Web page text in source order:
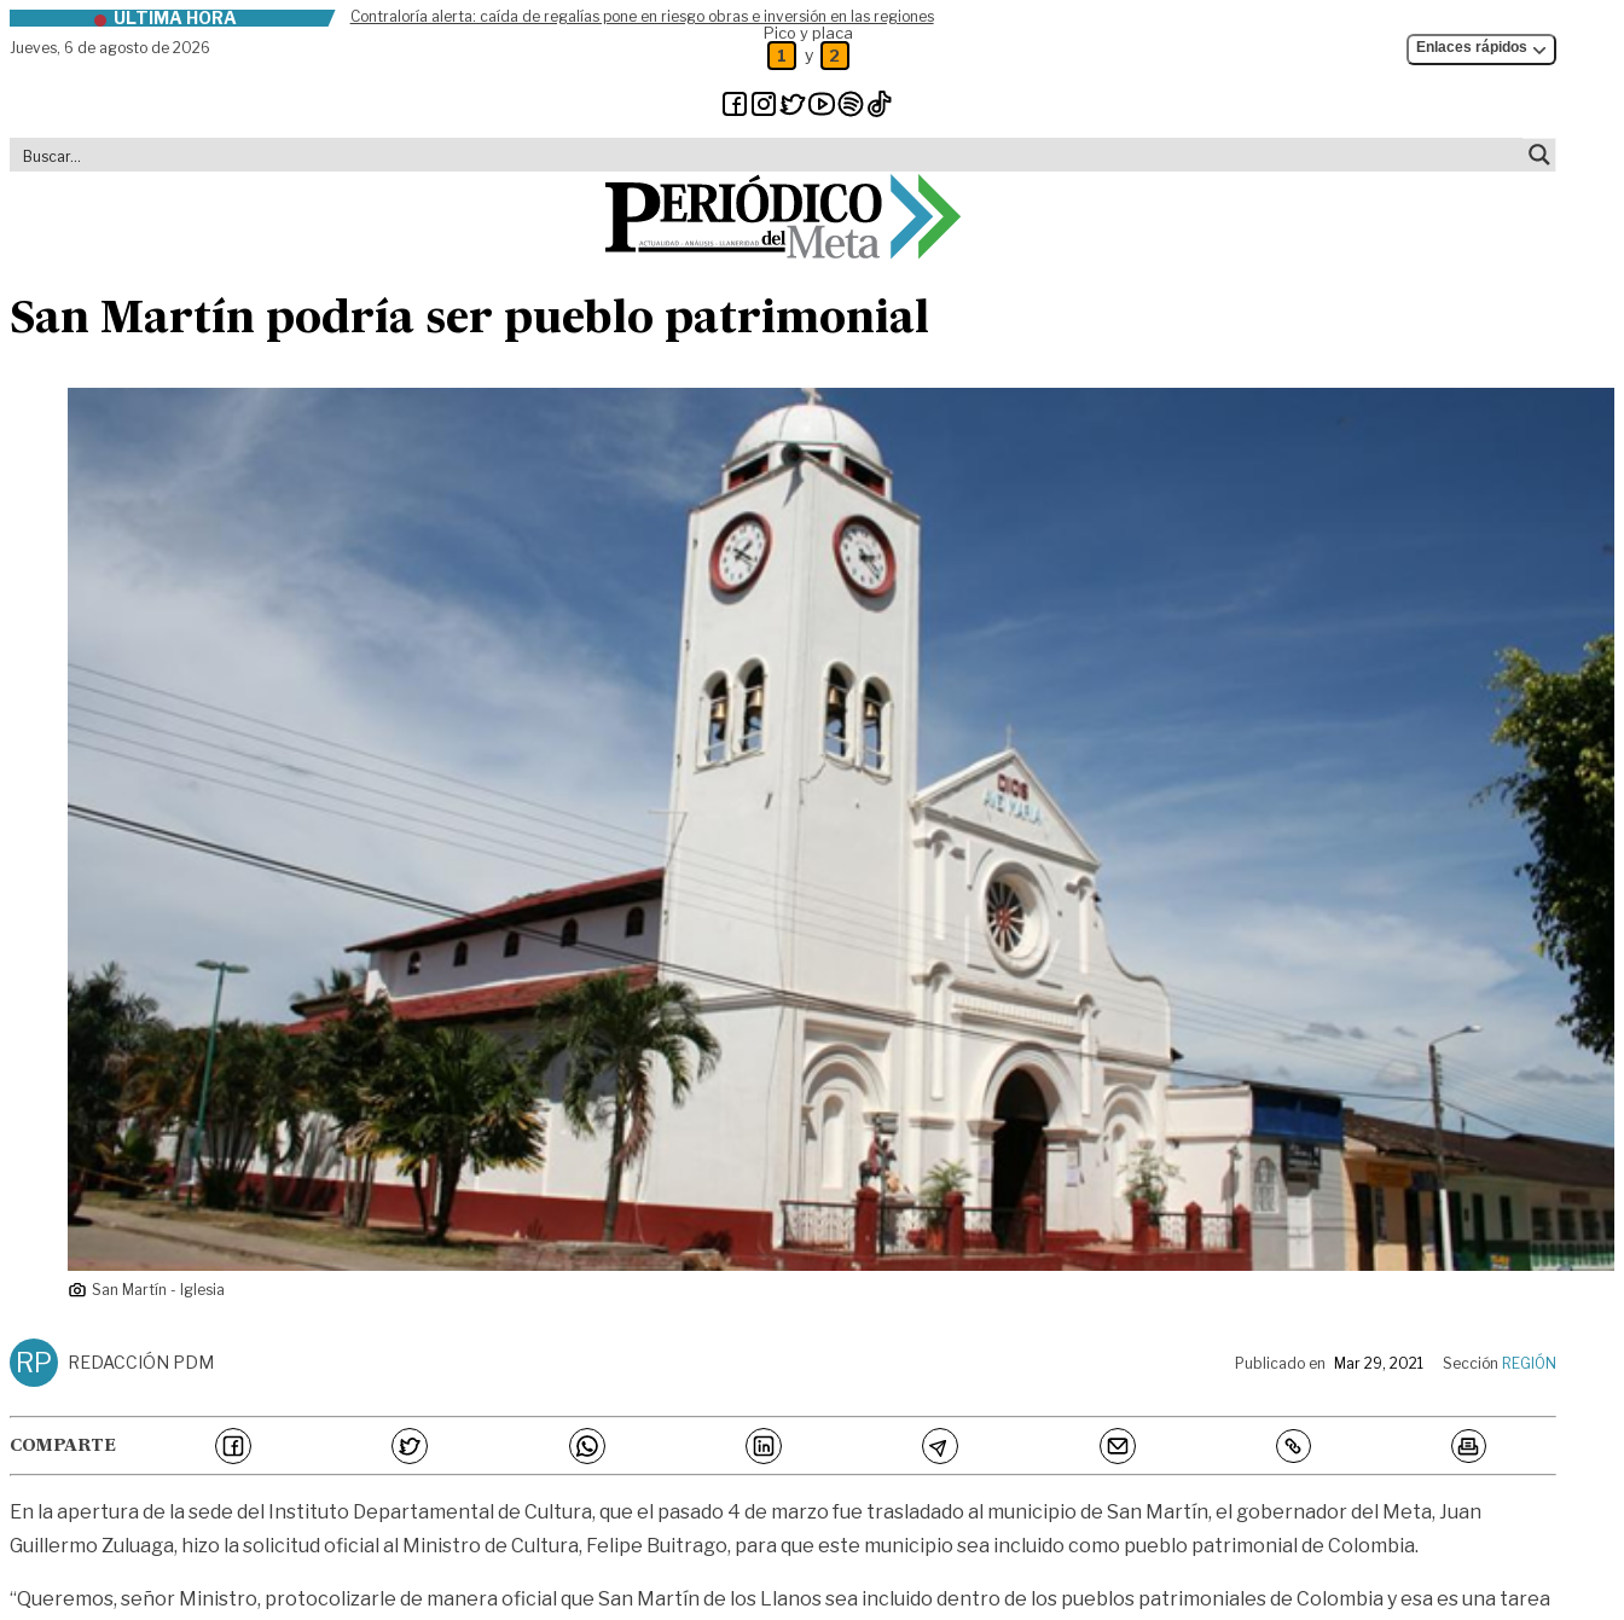
Skip to contentÚLTIMA HORA
Contraloría alerta: caída de regalías pone en riesgo obras e inversión en las regiones
Jueves, 6 de agosto de 2026
Pico y placa
1 y 2 Enlaces rápidos
San Martín podría ser pueblo patrimonial
San Martín - Iglesia
RP REDACCIÓN PDM Publicado en Mar 29, 2021 Sección REGIÓN
COMPARTE
En la apertura de la sede del Instituto Departamental de Cultura, que el pasado 4 de marzo fue trasladado al municipio de San Martín, el gobernador del Meta, Juan
Guillermo Zuluaga, hizo la solicitud oficial al Ministro de Cultura, Felipe Buitrago, para que este municipio sea incluido como pueblo patrimonial de Colombia.
“Queremos, señor Ministro, protocolizarle de manera oficial que San Martín de los Llanos sea incluido dentro de los pueblos patrimoniales de Colombia y esa es una tarea